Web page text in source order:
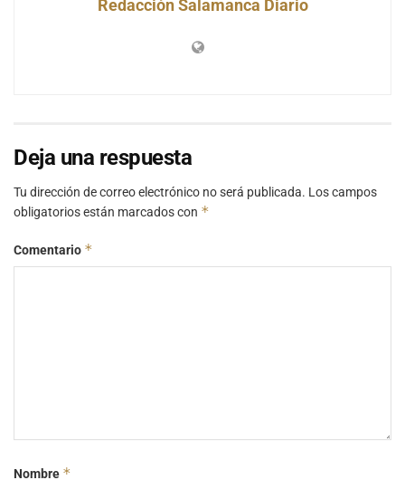
Redacción Salamanca Diario
Deja una respuesta
Tu dirección de correo electrónico no será publicada. Los campos
obligatorios están marcados con *
Comentario *
Nombre *